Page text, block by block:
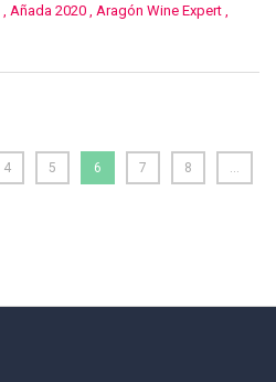
, Añada 2020 , Aragón Wine Expert ,
4 5 6 7 8 …